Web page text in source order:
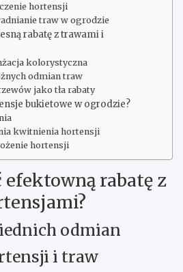
hortensji
traw w ogrodzie
rabatę z trawami i
kolorystyczna
odmian traw
jako tła rabaty
bukietowe w ogrodzie?
kwitnienia hortensji
hortensji
efektowną rabatę z
odmian
i traw